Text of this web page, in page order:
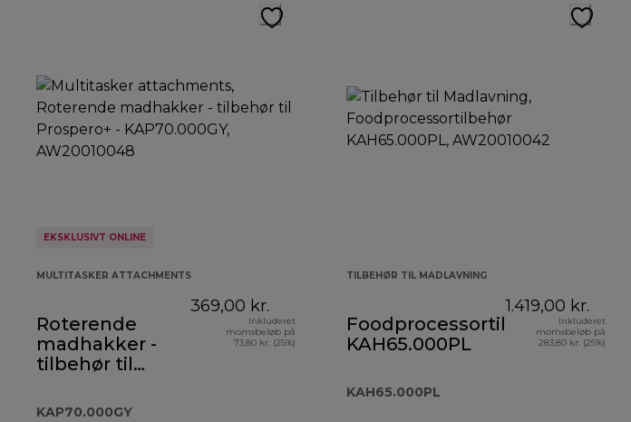
EKSKLUSIVT ONLINE
MULTITASKER ATTACHMENTS
Roterende
madhakker -
tilbehør til
KAP70.000GY
KAP70.000GY
369,00 kr.
Inkluderet
momsbeløb på
73,80 kr. (25%)
TILBEHØR TIL MADLAVNING
Foodprocessortilbehør
KAH65.000PL
KAH65.000PL
1.419,00 kr.
Inkluderet
momsbeløb på
283,80 kr. (25%)